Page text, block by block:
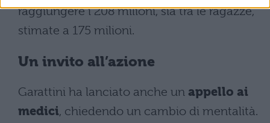
raggiungere i 208 milioni, sia tra le ragazze,
stimate a 175 milioni.
Un invito all’azione
Garattini ha lanciato anche un appello ai
medici, chiedendo un cambio di mentalità.